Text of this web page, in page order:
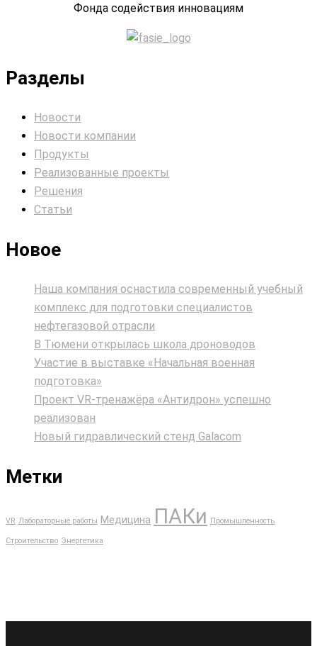
Фонда содействия инновациям
Разделы
Новости
Новости компании
Продукты
Реализованные проекты
Решения
Статьи
Новое
Наша компания оснастила современный учебный
комплекс для подготовки специалистов
нефтегазовой отрасли
В Тюмени открылась школа дроноводов
Участие в выставке «Начальная военная
подготовка»
Проект VR‑тренажёра «Антидрон» успешно
реализован
Новый гидравлический стенд Galacom
Метки
VR Лабораторные работы Медицина ПАКи Промышленность
Строительство Энергетика